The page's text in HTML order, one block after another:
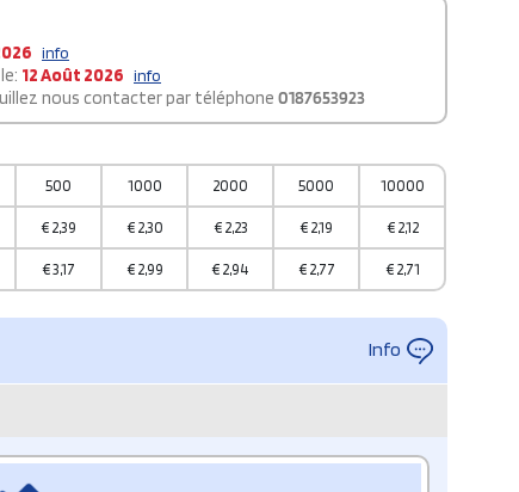
info
12 Août 2026 info
nous contacter par téléphone 0187653923
500 1000 2000 5000 10000
€ 2,39 € 2,30 € 2,23 € 2,19 € 2,12
€3,17 € 2,99 € 2,94 € 2,77 € 2,71
Info